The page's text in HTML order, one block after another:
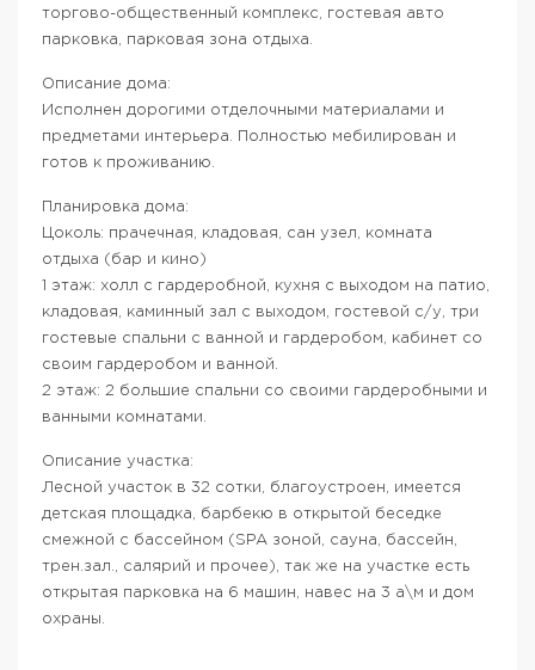
торгово-общественный комплекс, гостевая авто
парковка, парковая зона отдыха.
Описание дома:
Исполнен дорогими отделочными материалами и
предметами интерьера. Полностью мебилирован и
готов к проживанию.
Планировка дома:
Цоколь: прачечная, кладовая, сан узел, комната
отдыха (бар и кино)
1 этаж: холл с гардеробной, кухня с выходом на патио,
кладовая, каминный зал с выходом, гостевой с/у, три
гостевые спальни с ванной и гардеробом, кабинет со
своим гардеробом и ванной.
2 этаж: 2 большие спальни со своими гардеробными и
ванными комнатами.
Описание участка:
Лесной участок в 32 сотки, благоустроен, имеется
детская площадка, барбекю в открытой беседке
смежной с бассейном (SPA зоной, сауна, бассейн,
трен.зал., салярий и прочее), так же на участке есть
открытая парковка на 6 машин, навес на 3 а\м и дом
охраны.